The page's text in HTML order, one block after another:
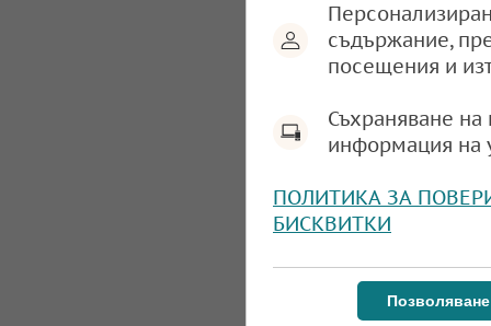
съдържание,
посещения и
Съхраняване
информация на
ПОЛИТИКА ЗА
БИСКВИТКИ